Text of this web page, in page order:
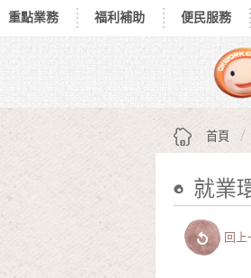
重點業務 福利補助 便民服務
首頁
就業
回上